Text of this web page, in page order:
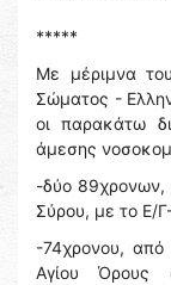
*****
Με μέριμνα
Σώματος -
οι παρακάτω
άμεσης
-δύο 89χρονων,
Σύρου, με το Ε/
-74χρονου, από
Αγίου Όρους